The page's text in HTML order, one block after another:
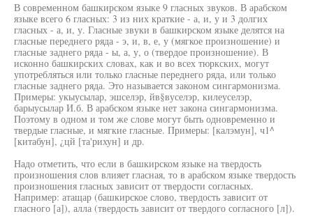
В современном башкирском языке 9 гласных звуков. В арабском
языке всего 6 гласных: 3 из них краткие - а, и, у и 3 долгих
гласных - а, и, у. Гласные звуки в башкирском языке делятся на
гласные переднего ряда - э, и, в, е, у (мягкое произношение) и
гласные заднего ряда - ы, а, у, о (твердое произношение). В
исконно башкирских словах, как и во всех тюркских, могут
употребляться или только гласные переднего ряда, или только
гласные заднего ряда. Это называется законом сингармонизма.
Примеры: укыусылар, эшселэр, йв§вуселэр, килеуселэр,
барыусылар И.б. В арабском языке нет закона сингармонизма.
Поэтому в одном и том же слове могут быть одновременно и
твердые гласные, и мягкие гласные. Примеры: [калэмун], ч1^
[китабун], ¿цй [та'рихун] и др.
Надо отметить, что если в башкирском языке на твердость
произношения слов влияет гласная, то в арабском языке твердость
произношения гласных зависит от твердости согласных.
Например: атащар (башкирское слово, твердость зависит от
гласного [а]), алла (твердость зависит от твердого согласного [л]).